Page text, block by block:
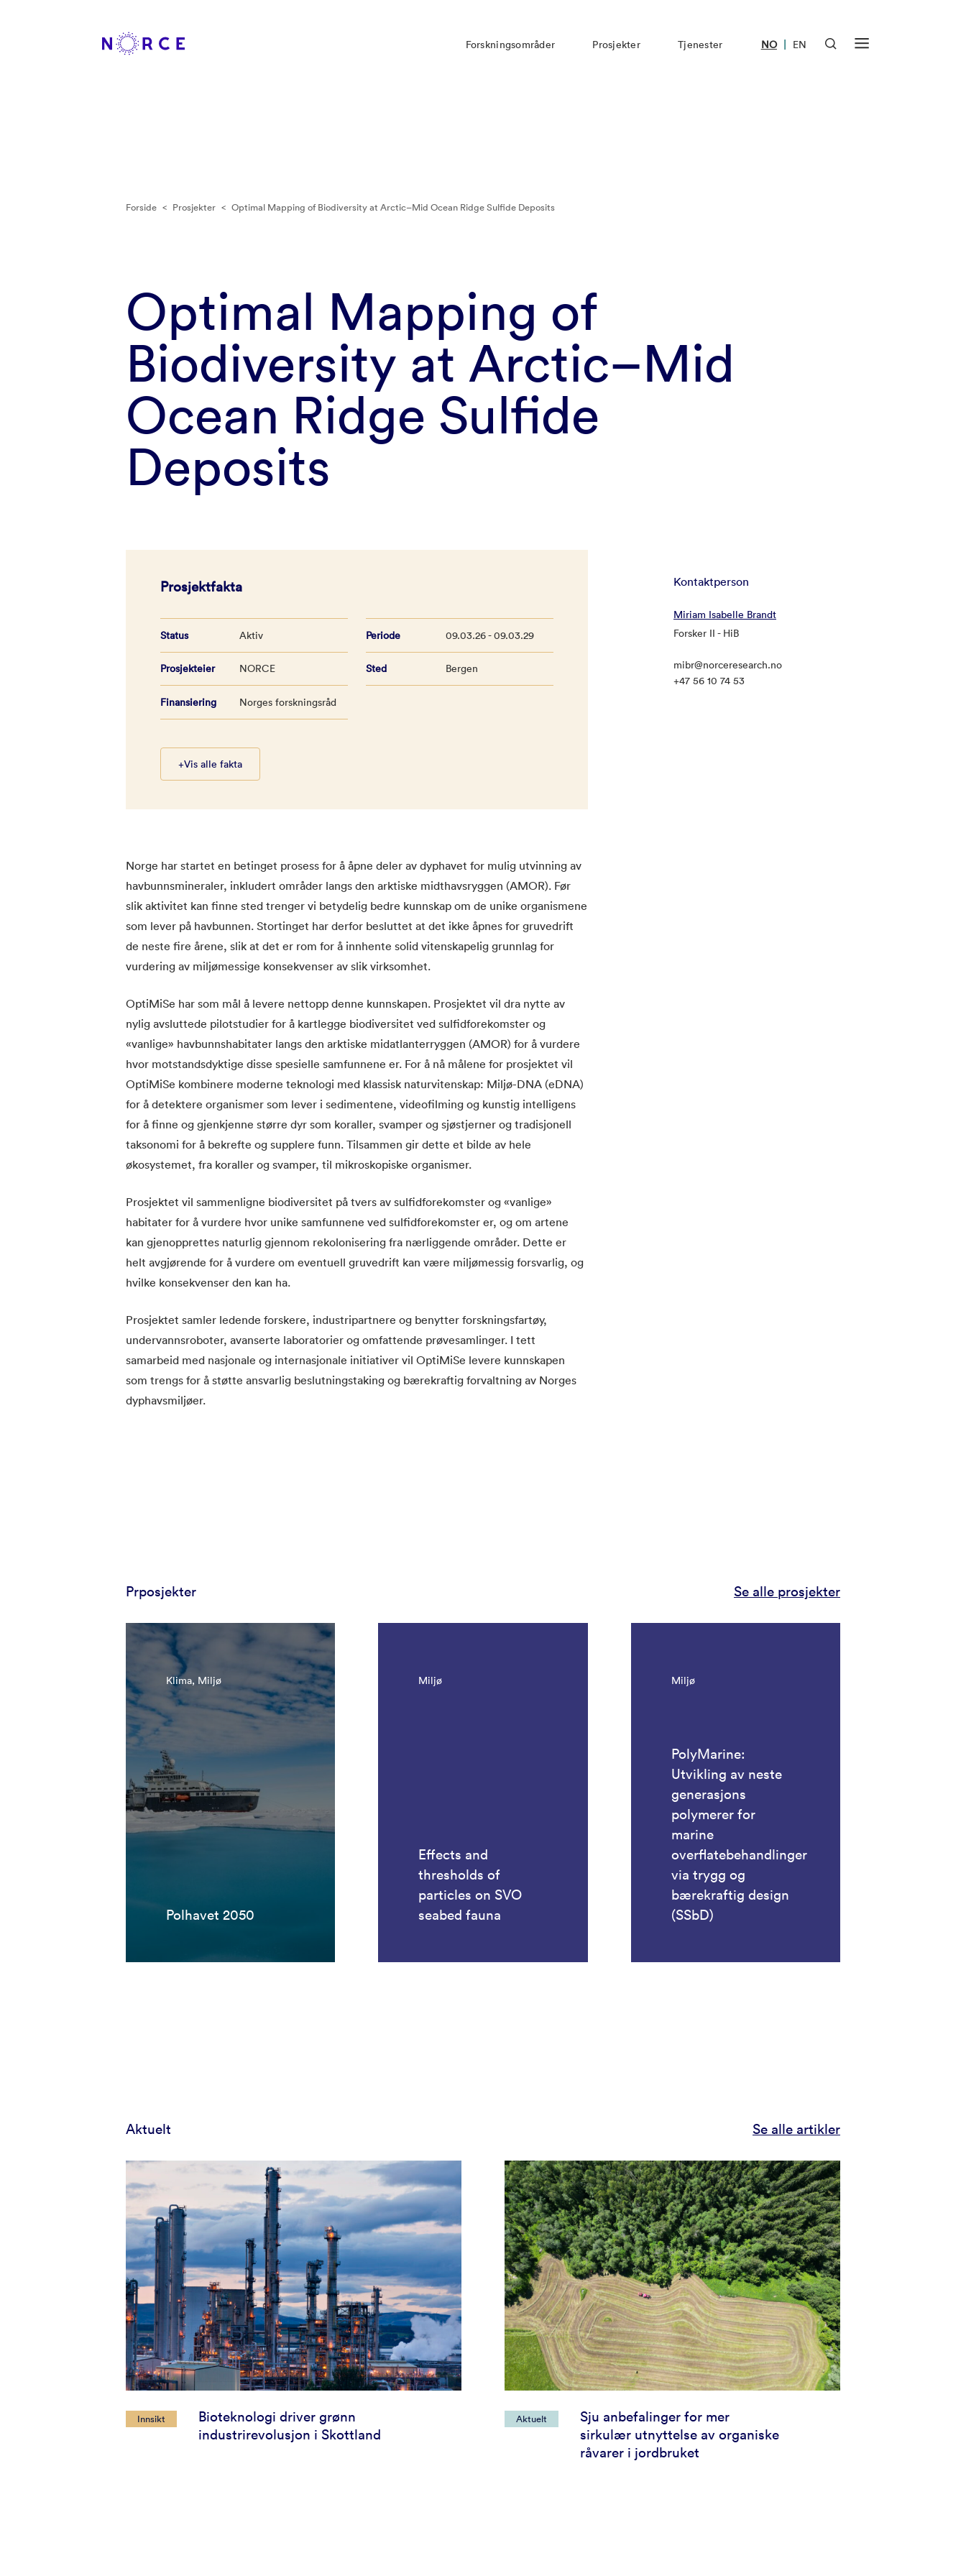
Forskningsområder Prosjekter Tjenester NO | EN
Forside < Prosjekter < Optimal Mapping of Biodiversity at Arctic–Mid Ocean Ridge Sulfide Deposits
Optimal Mapping of
Biodiversity at Arctic–Mid
Ocean Ridge Sulfide
Deposits
Prosjektfakta
Status Aktiv Periode 09.03.26 - 09.03.29
Sted Bergen
Prosjekteier NORCE
Finansiering Norges forskningsråd
+Vis alle fakta
Norge har startet en betinget prosess for å åpne deler av dyphavet for mulig utvinning av
havbunnsmineraler, inkludert områder langs den arktiske midthavsryggen (AMOR). Før
slik aktivitet kan finne sted trenger vi betydelig bedre kunnskap om de unike organismene
som lever på havbunnen. Stortinget har derfor besluttet at det ikke åpnes for gruvedrift
de neste fire årene, slik at det er rom for å innhente solid vitenskapelig grunnlag for
vurdering av miljømessige konsekvenser av slik virksomhet.
OptiMiSe har som mål å levere nettopp denne kunnskapen. Prosjektet vil dra nytte av
nylig avsluttede pilotstudier for å kartlegge biodiversitet ved sulfidforekomster og
«vanlige» havbunnshabitater langs den arktiske midatlanterryggen (AMOR) for å vurdere
hvor motstandsdyktige disse spesielle samfunnene er. For å nå målene for prosjektet vil
OptiMiSe kombinere moderne teknologi med klassisk naturvitenskap: Miljø-DNA (eDNA)
for å detektere organismer som lever i sedimentene, videofilming og kunstig intelligens
for å finne og gjenkjenne større dyr som koraller, svamper og sjøstjerner og tradisjonell
taksonomi for å bekrefte og supplere funn. Tilsammen gir dette et bilde av hele
økosystemet, fra koraller og svamper, til mikroskopiske organismer.
Prosjektet vil sammenligne biodiversitet på tvers av sulfidforekomster og «vanlige»
habitater for å vurdere hvor unike samfunnene ved sulfidforekomster er, og om artene
kan gjenopprettes naturlig gjennom rekolonisering fra nærliggende områder. Dette er
helt avgjørende for å vurdere om eventuell gruvedrift kan være miljømessig forsvarlig, og
hvilke konsekvenser den kan ha.
Prosjektet samler ledende forskere, industripartnere og benytter forskningsfartøy,
undervannsroboter, avanserte laboratorier og omfattende prøvesamlinger. I tett
samarbeid med nasjonale og internasjonale initiativer vil OptiMiSe levere kunnskapen
som trengs for å støtte ansvarlig beslutningstaking og bærekraftig forvaltning av Norges
dyphavsmiljøer.
Kontaktperson
Miriam Isabelle Brandt
Forsker II - HiB
mibr@norceresearch.no
+47 56 10 74 53
Prposjekter Se alle prosjekter
Klima, Miljø
Polhavet 2050
Miljø
Effects and
thresholds of
particles on SVO
seabed fauna
Miljø
PolyMarine:
Utvikling av neste
generasjons
polymerer for
marine
overflatebehandlinger
via trygg og
bærekraftig design
(SSbD)
Aktuelt Se alle artikler
Innsikt
Bioteknologi driver grønn
industrirevolusjon i Skottland
Aktuelt
Sju anbefalinger for mer
sirkulær utnyttelse av organiske
råvarer i jordbruket